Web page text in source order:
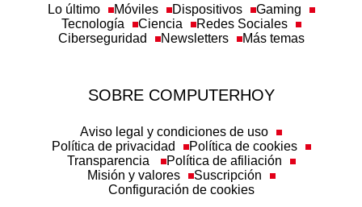
Tecnología
Ciencia
Redes Sociales
Ciberseguridad
Newsletters Más temas
Política de privacidad
Política de cookies
Transparencia
Política de afiliación
Misión y valores
Suscripción
Configuración de cookies